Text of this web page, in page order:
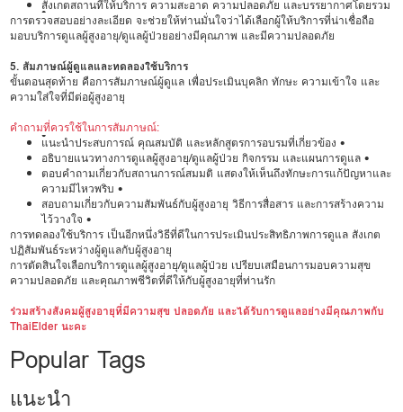
สังเกตสถานที่ให้บริการ ความสะอาด ความปลอดภัย และบรรยากาศโดยรวม
•
การตรวจสอบอย่างละเอียด จะช่วยให้ท่านมั่นใจว่าได้เลือกผู้ให้บริการที่น่าเชื่อถือ
มอบบริการดูแลผู้สูงอายุ/ดูแลผู้ป่วยอย่างมีคุณภาพ และมีความปลอดภัย
5. สัมภาษณ์ผู้ดูแลและทดลองใช้บริการ
ขั้นตอนสุดท้าย คือการสัมภาษณ์ผู้ดูแล เพื่อประเมินบุคลิก ทักษะ ความเข้าใจ และ
ความใส่ใจที่มีต่อผู้สูงอายุ
คำถามที่ควรใช้ในการสัมภาษณ์:
•
แนะนำประสบการณ์ คุณสมบัติ และหลักสูตรการอบรมที่เกี่ยวข้อง •
อธิบายแนวทางการดูแลผู้สูงอายุ/ดูแลผู้ป่วย กิจกรรม และแผนการดูแล •
ตอบคำถามเกี่ยวกับสถานการณ์สมมติ แสดงให้เห็นถึงทักษะการแก้ปัญหาและ
ความมีไหวพริบ •
สอบถามเกี่ยวกับความสัมพันธ์กับผู้สูงอายุ วิธีการสื่อสาร และการสร้างความ
ไว้วางใจ •
การทดลองใช้บริการ เป็นอีกหนึ่งวิธีที่ดีในการประเมินประสิทธิภาพการดูแล สังเกต
ปฏิสัมพันธ์ระหว่างผู้ดูแลกับผู้สูงอายุ
การตัดสินใจเลือกบริการดูแลผู้สูงอายุ/ดูแลผู้ป่วย เปรียบเสมือนการมอบความสุข
ความปลอดภัย และคุณภาพชีวิตที่ดีให้กับผู้สูงอายุที่ท่านรัก
ร่วมสร้างสังคมผู้สูงอายุที่มีความสุข ปลอดภัย และได้รับการดูแลอย่างมีคุณภาพกับ
ThaiElder นะคะ
Popular Tags
แนะนำ